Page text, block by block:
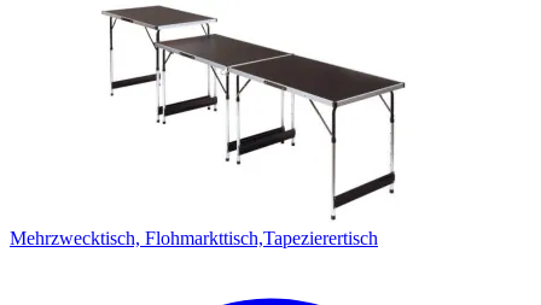
Mehrzwecktisch, Flohmarkttisch,Tapezierertisch